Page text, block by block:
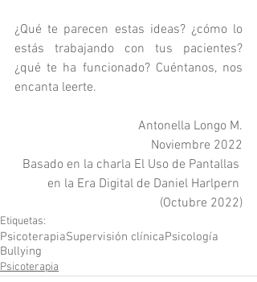
¿Qué te parecen estas ideas? ¿cómo lo
estás trabajando con tus pacientes?
¿qué te ha funcionado? Cuéntanos, nos
encanta leerte.
Antonella Longo M.
Noviembre 2022
Basado en la charla El Uso de Pantallas
en la Era Digital de Daniel Harlpern
(Octubre 2022)
Etiquetas:
PsicoterapiaSupervisión clínicaPsicología
Bullying
Psicoterapia